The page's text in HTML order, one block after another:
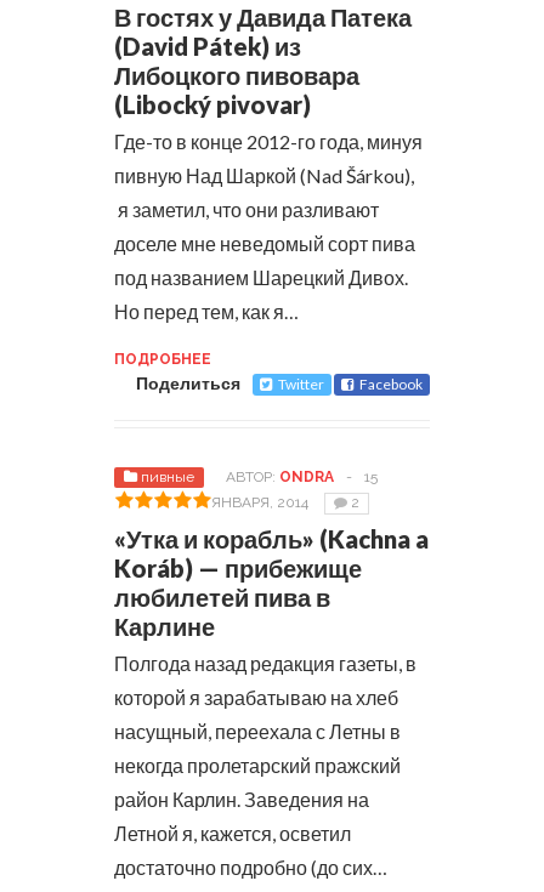
В гостях у Давида Патека
(David Pátek) из
Либоцкого пивовара
(Libocký pivovar)
Где-то в конце 2012-го года, минуя
пивную Над Шаркой (Nad Šárkou),
я заметил, что они разливают
доселе мне неведомый сорт пива
под названием Шарецкий Дивох.
Но перед тем, как я…
ПОДРОБНЕЕ
Поделиться Twitter Facebook
пивные АВТОР: ONDRA -
15
ЯНВАРЯ, 2014
2
«Утка и корабль» (Kachna a
Koráb) — прибежище
любилетей пива в
Карлине
Полгода назад редакция газеты, в
которой я зарабатываю на хлеб
насущный, переехала с Летны в
некогда пролетарский пражский
район Карлин. Заведения на
Летной я, кажется, осветил
достаточно подробно (до сих…